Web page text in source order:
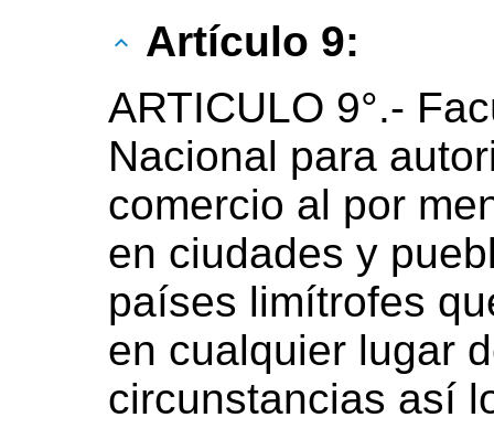
Artículo 9:
ARTICULO 9°.-
Nacional para
comercio al por
en ciudades y
países limítrofes
en cualquier lugar
circunstancias así